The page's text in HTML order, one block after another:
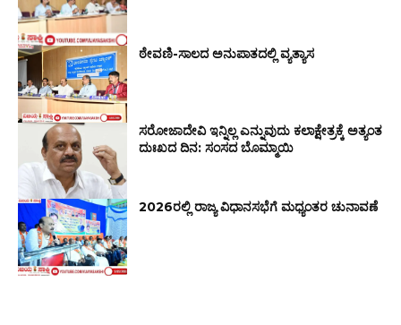
ಠೇವಣಿ-ಸಾಲದ ಅನುಪಾತದಲ್ಲಿ ವ್ಯತ್ಯಾಸ
ಸರೋಜಾದೇವಿ ಇನ್ನಿಲ್ಲ ಎನ್ನುವುದು ಕಲಾ‌ಕ್ಷೇತ್ರಕ್ಕೆ ಅತ್ಯಂತ
ದುಃಖದ ದಿನ: ಸಂಸದ ಬೊಮ್ಮಾಯಿ
2026ರಲ್ಲಿ ರಾಜ್ಯ ವಿಧಾನಸಭೆಗೆ ಮಧ್ಯಂತರ ಚುನಾವಣೆ